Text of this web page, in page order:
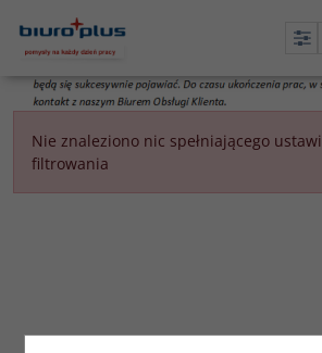
Nie znaleziono nic spełniającego
filtrowania